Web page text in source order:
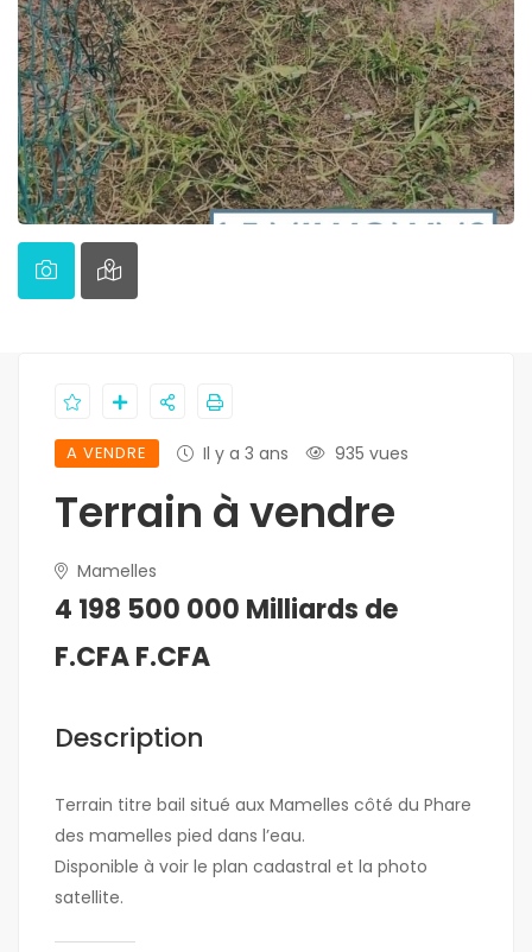
A VENDRE Il y a 3 ans 935 vues
Terrain à vendre
Mamelles
4 198 500 000 Milliards de
F.CFA F.CFA
Description
Terrain titre bail situé aux Mamelles côté du Phare
des mamelles pied dans l’eau.
Disponible à voir le plan cadastral et la photo
satellite.